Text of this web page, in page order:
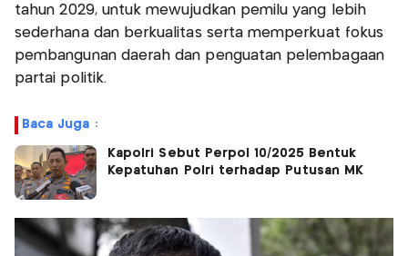
tahun 2029, untuk mewujudkan pemilu yang lebih
sederhana dan berkualitas serta memperkuat fokus
pembangunan daerah dan penguatan pelembagaan
partai politik.
Baca Juga :
Kapolri Sebut Perpol 10/2025 Bentuk
Kepatuhan Polri terhadap Putusan MK